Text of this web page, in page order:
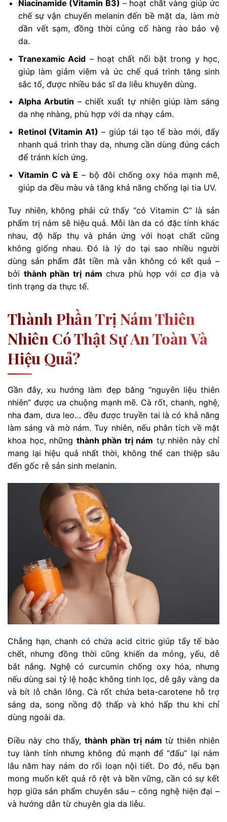
Niacinamide (Vitamin B3) – hoạt chất vàng giúp ức
chế sự vận chuyển melanin đến bề mặt da, làm mờ
dần vết sạm, đồng thời củng cố hàng rào bảo vệ
da.
Tranexamic Acid – hoạt chất nổi bật trong y học,
giúp làm giảm viêm và ức chế quá trình tăng sinh
sắc tố, được nhiều bác sĩ da liễu khuyên dùng.
Alpha Arbutin – chiết xuất tự nhiên giúp làm sáng
da nhẹ nhàng, phù hợp với da nhạy cảm.
Retinol (Vitamin A1) – giúp tái tạo tế bào mới, đẩy
nhanh quá trình thay da, nhưng cần dùng đúng cách
để tránh kích ứng.
Vitamin C và E – bộ đôi chống oxy hóa mạnh mẽ,
giúp da đều màu và tăng khả năng chống lại tia UV.
Tuy nhiên, không phải cứ thấy “có Vitamin C” là sản
phẩm trị nám sẽ hiệu quả. Mỗi làn da có đặc tính khác
nhau, độ hấp thụ và phản ứng với hoạt chất cũng
không giống nhau. Đó là lý do tại sao nhiều người
dùng sản phẩm đắt tiền mà vẫn không có kết quả –
bởi thành phần trị nám chưa phù hợp với cơ địa và
tình trạng da thực tế.
Thành Phần Trị Nám Thiên
Nhiên Có Thật Sự An Toàn Và
Hiệu Quả?
Gần đây, xu hướng làm đẹp bằng “nguyên liệu thiên
nhiên” được ưa chuộng mạnh mẽ. Cà rốt, chanh, nghệ,
nha đam, dưa leo… đều được truyền tai là có khả năng
làm sáng và mờ nám. Tuy nhiên, nếu phân tích về mặt
khoa học, những thành phần trị nám tự nhiên này chỉ
mang lại hiệu quả nhất thời, không thể can thiệp sâu
đến gốc rễ sản sinh melanin.
Chẳng hạn, chanh có chứa acid citric giúp tẩy tế bào
chết, nhưng đồng thời cũng khiến da mỏng, yếu, dễ
bắt nắng. Nghệ có curcumin chống oxy hóa, nhưng
nếu dùng sai tỷ lệ hoặc không tinh lọc, dễ gây vàng da
và bít lỗ chân lông. Cà rốt chứa beta-carotene hỗ trợ
sáng da, song nồng độ thấp và khó hấp thu khi chỉ
dùng ngoài da.
Điều này cho thấy,thành phần trị nám từ thiên nhiên
tuy lành tính nhưng không đủ mạnh để “đấu” lại nám
lâu năm hay nám do rối loạn nội tiết. Do đó, nếu bạn
mong muốn kết quả rõ rệt và bền vững, cần có sự kết
hợp giữa sản phẩm chuyên sâu – công nghệ hiện đại –
và hướng dẫn từ chuyên gia da liễu.